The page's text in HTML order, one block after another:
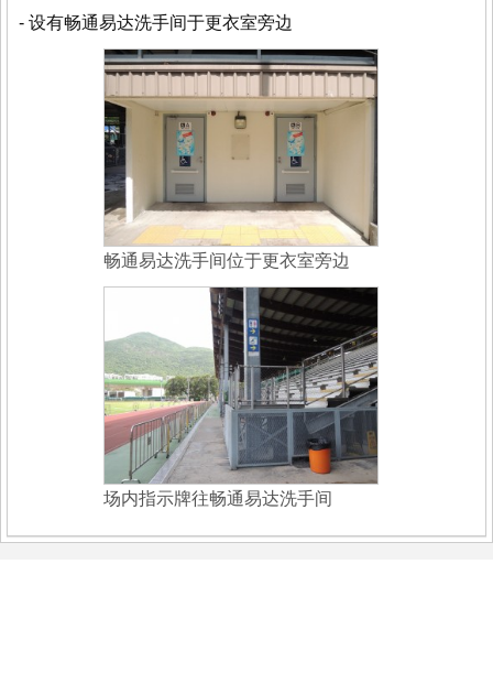
- 设有畅通易达洗手间于更衣室旁边
畅通易达洗手间位于更衣室旁边
场内指示牌往畅通易达洗手间